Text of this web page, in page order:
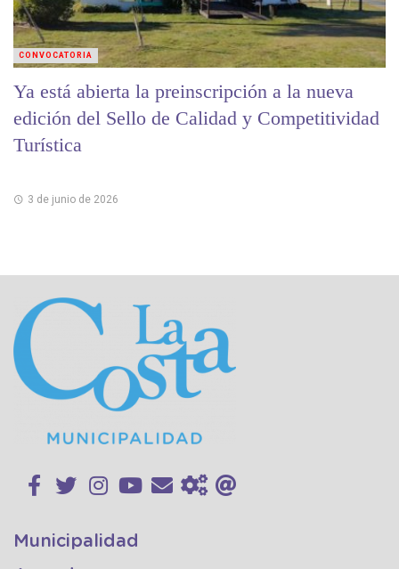
Ya está abierta la preinscripción a la nueva
edición del Sello de Calidad y Competitividad
Turística
3 de junio de 2026
CONVOCATORIA
Municipalidad